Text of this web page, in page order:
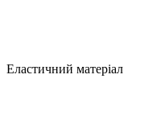
Еластичний матеріал